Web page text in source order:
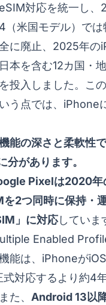
対応を統一し、
（米国モデル）では
に廃止、2025年の
本を含む12カ国・
投入しました。こ
う点では、iPhone
能の深さと柔軟性
分があります。
Pixelは2020年
を2つ同時に保持・
」に対応していま
Enabled
能は、iPhoneが
式対応するより約4
た、 Android 13以